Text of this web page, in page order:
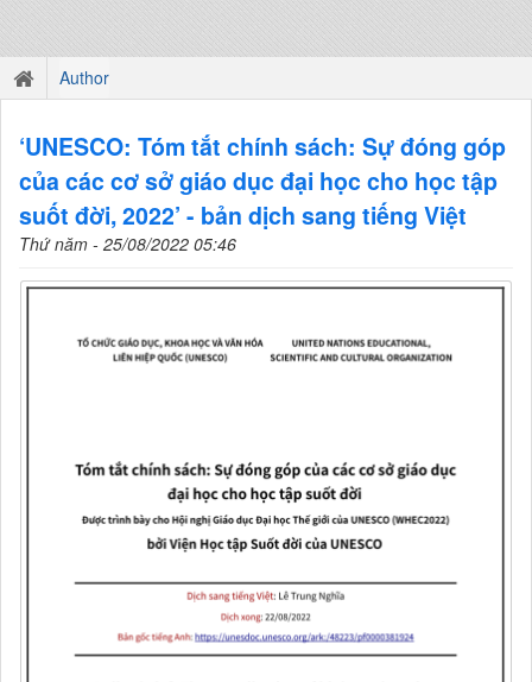
Author
‘UNESCO: Tóm tắt chính sách: Sự đóng góp
của các cơ sở giáo dục đại học cho học tập
suốt đời, 2022’ - bản dịch sang tiếng Việt
Thứ năm - 25/08/2022 05:46